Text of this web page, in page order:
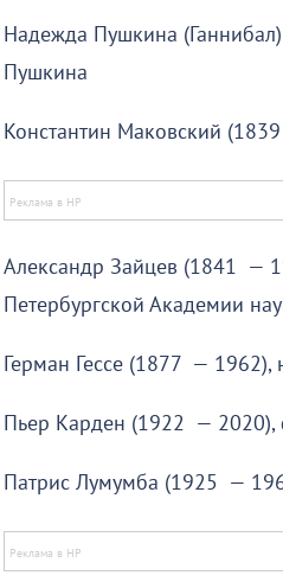
Надежда Пушкина
Пушкина
Константин Маковский
Александр Зайцев (1841 —
Петербургской Академии
Герман Гессе (1877 — 1962),
Пьер Карден (1922 — 2020),
Патрис Лумумба (1925 —